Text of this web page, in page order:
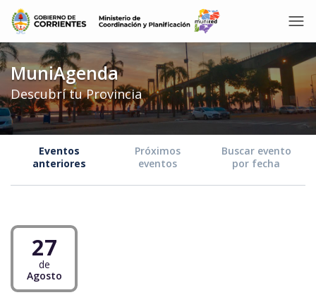
MuniAgenda
Descubrí tu Provincia
Eventos
anteriores
Próximos
eventos
Buscar evento
por fecha
27
de
Agosto